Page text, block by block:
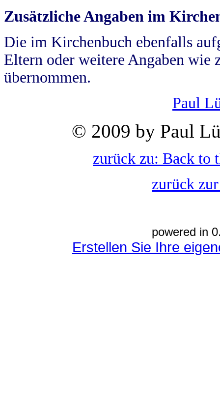
Zusätzliche Angaben im
Die im Kirchenbuch ebenfalls
Eltern oder weitere Angaben wie
übernommen.
Paul
© 2009 by Paul
zurück zu: Back to
zurück
powered in
Erstellen Sie Ihre